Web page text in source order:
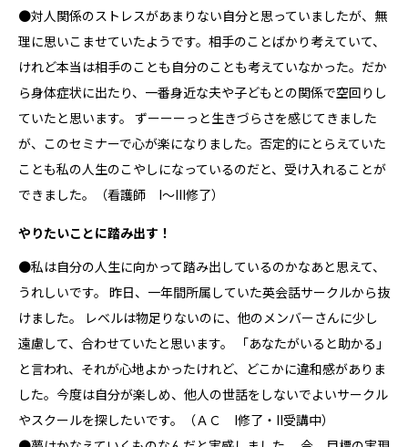
●対人関係のストレスがあまりない自分と思っていましたが、無
理に思いこませていたようです。相手のことばかり考えていて、
けれど本当は相手のことも自分のことも考えていなかった。だか
ら身体症状に出たり、一番身近な夫や子どもとの関係で空回りし
ていたと思います。 ずーーーっと生きづらさを感じてきました
が、このセミナーで心が楽になりました。否定的にとらえていた
ことも私の人生のこやしになっているのだと、受け入れることが
できました。（看護師 I～III修了）
やりたいことに踏み出す！
●私は自分の人生に向かって踏み出しているのかなあと思えて、
うれしいです。 昨日、一年間所属していた英会話サークルから抜
けました。 レベルは物足りないのに、他のメンバーさんに少し
遠慮して、合わせていたと思います。 「あなたがいると助かる」
と言われ、それが心地よかったけれど、どこかに違和感がありま
した。今度は自分が楽しめ、他人の世話をしないでよいサークル
やスクールを探したいです。（ＡＣ I修了・II受講中）